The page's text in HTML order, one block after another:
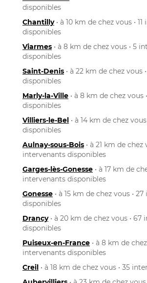
disponibles
Chantilly• à 10 km de chez vous •
disponibles
Viarmes • à 8 km de chez vous • 5
disponibles
Saint-Denis • à 22 km de chez vous
disponibles
Marly-la-Ville • à 8 km de chez
disponibles
Villiers-le-Bel • à 14 km de chez
disponibles
Aulnay-sous-Bois • à 21 km de chez
intervenants disponibles
Garges-lès-Gonesse • à 17 km de
intervenants disponibles
Gonesse • à 15 km de chez vous •
disponibles
Drancy• à 20 km de chez vous • 67
disponibles
Puiseux-en-France • à 8 km de
intervenants disponibles
Creil • à 18 km de chez vous • 35